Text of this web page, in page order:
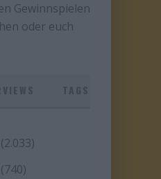
Gewinnspielen
oder euch
(2.033)
(740)